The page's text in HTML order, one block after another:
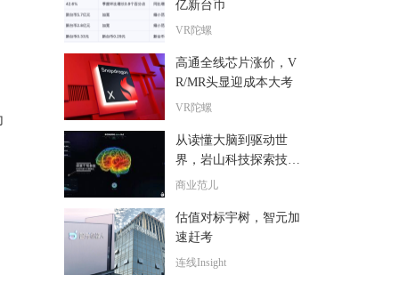
亿新台币
VR陀螺
高通全线芯片涨价，V
R/MR头显迎成本大考
VR陀螺
从读懂大脑到驱动世
界，岩山科技探索技术
落地“最后一公里”
商业范儿
估值对标宇树，智元加
速赶考
连线Insight